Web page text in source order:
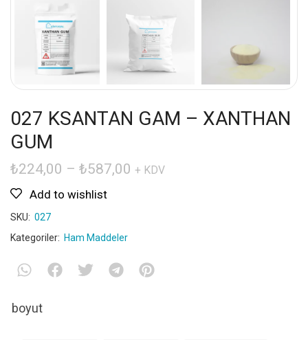
027 KSANTAN GAM – XANTHAN
GUM
₺224,00 – ₺587,00 + KDV
Add to wishlist
SKU: 027
Kategoriler: Ham Maddeler
boyut